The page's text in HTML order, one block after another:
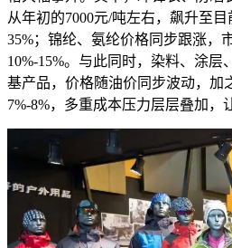
从年初的7000元/吨左右，飙升至
35%；锦纶、氨纶价格同步跟涨，
10%-15%。与此同时，染料、涂层
基产品，价格随油价同步波动，加
7%-8%，多重成本压力层层叠加，